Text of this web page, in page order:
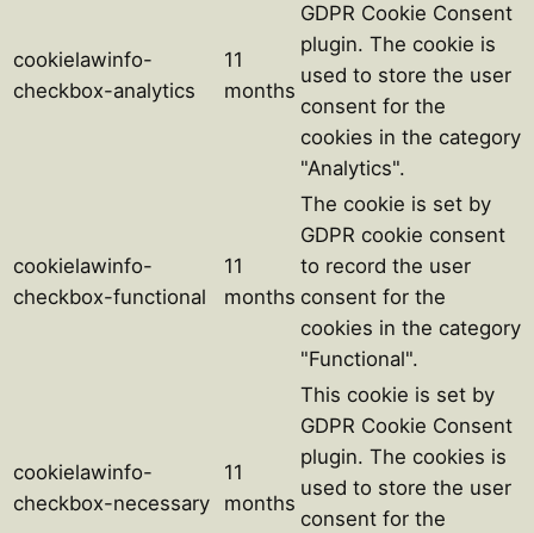
cookielawinfo-
checkbox-analytics
11
months
GDPR Cookie Consent
plugin. The cookie is
used to store the user
consent for the
cookies in the category
"Analytics".
cookielawinfo-
checkbox-functional
11
months
The cookie is set by
GDPR cookie consent
to record the user
consent for the
cookies in the category
"Functional".
cookielawinfo-
checkbox-necessary
11
months
This cookie is set by
GDPR Cookie Consent
plugin. The cookies is
used to store the user
consent for the